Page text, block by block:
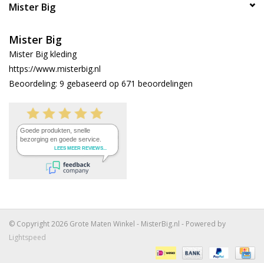
Mister Big
Mister Big
Mister Big kleding
https://www.misterbig.nl
Beoordeling: 9 gebaseerd op 671 beoordelingen
© Copyright 2026 Grote Maten Winkel - MisterBig.nl - Powered by
Lightspeed